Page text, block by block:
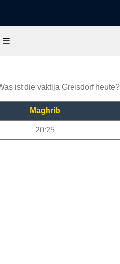
☰
ist die vaktija Greisdorf heute?
Maghrib
20:25